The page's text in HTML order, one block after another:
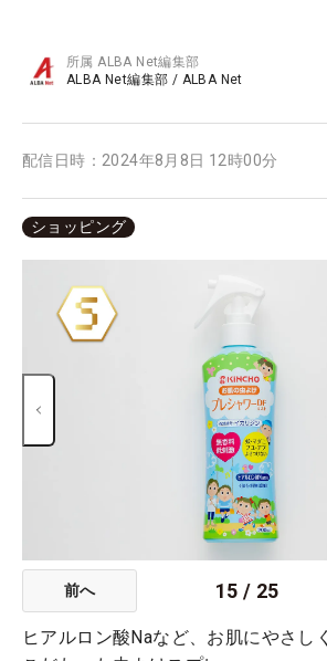
所属ALBA Net編集部
ALBA Net編集部 / ALBA Net
配信日時： 2024年8月8日 12時00分
ショッピング
前へ 15 / 25
ヒアルロン酸Naなど、お肌にやさし